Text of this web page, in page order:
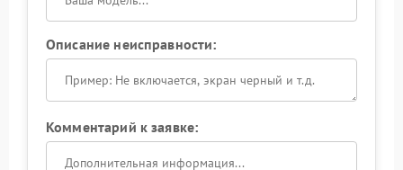
Описание неисправности:
Комментарий к заявке: